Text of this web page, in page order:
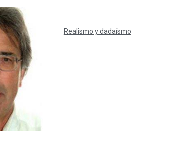
Realismo y dadaísmo